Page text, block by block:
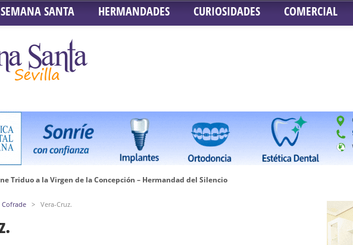
SEMANA SANTA HERMANDADES CURIOSIDADES COMERCIAL
Triduo a la Virgen de la Concepción – Hermandad del Silencio
y devoto Besamanos en honor de María Santísima en su Soledad – San Lorenzo
> Vera-Cruz.